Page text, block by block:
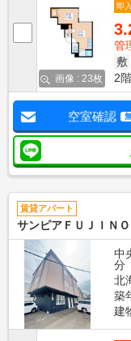
画像 : 23枚
即
管
敷
2階
空室確認
賃貸アパート
サンピアＦＵＪＩＮＯ
中
分
北
築
建